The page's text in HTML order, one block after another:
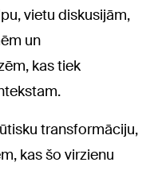
vietu diskusijām,
un
kas tiek
transformāciju,
kas šo virzienu